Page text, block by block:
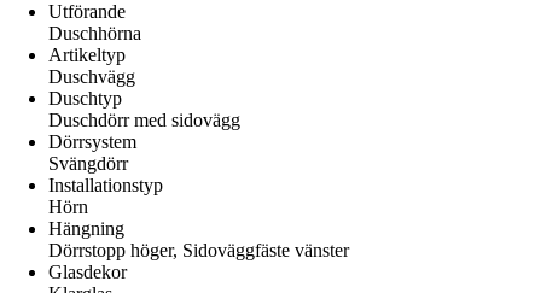
Utförande
Duschhörna
Artikeltyp
Duschvägg
Duschtyp
Duschdörr med sidovägg
Dörrsystem
Svängdörr
Installationstyp
Hörn
Hängning
Dörrstopp höger, Sidoväggfäste vänster
Glasdekor